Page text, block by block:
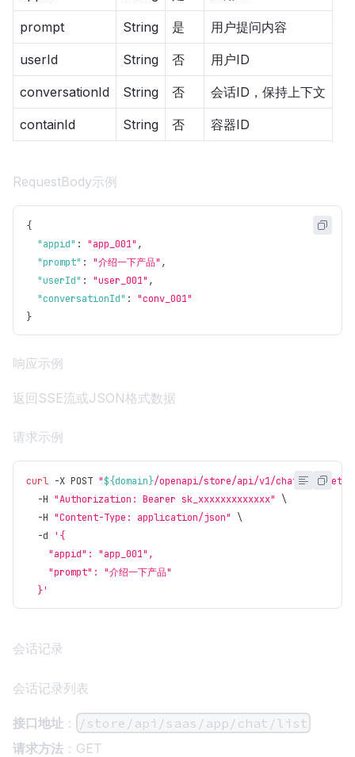
prompt String 是 用户提问内容
userId String 否 用户ID
conversationId String 否 会话ID，保持上下文
containId String 否 容器ID
RequestBody示例
{
"appid" : "app_001" ,
"prompt" : "介绍一下产品" ,
"userId" : "user_001" ,
"conversationId" :
"conv_001"
}
响应示例
返回SSE流或JSON格式数据
请求示例
curl -X POST "${domain}/openapi/store/api/v1/chat/
  -H
"Authorization: Bearer sk_xxxxxxxxxxxxx"
\
  -H
"Content-Type: application/json"
\
  -d
'{
    "appid": "app_001",
    "prompt": "介绍一下产品"
  }'
会话记录
会话记录列表
接口地址 ：
/store/api/saas/app/chat/list
请求方法 ：GET